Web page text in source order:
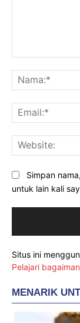
Simpan
untuk lain kali
Situs ini
Pelajari